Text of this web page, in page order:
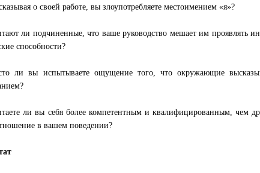
о своей работе, вы злоупотребляете местоимением «я»?
ли подчиненные, что ваше руководство мешает им проявлять
способности?
ли вы испытываете ощущение того, что окружающие
ли вы себя более компетентным и квалифицированным, чем
в вашем поведении?